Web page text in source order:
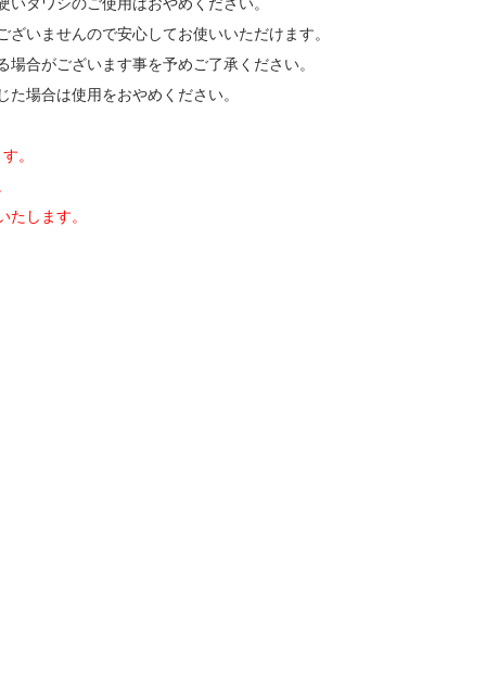
タワシのご使用はおやめください。
いませんので安心してお使いいただけます。
合がございます事を予めご了承ください。
場合は使用をおやめください。
。
します。